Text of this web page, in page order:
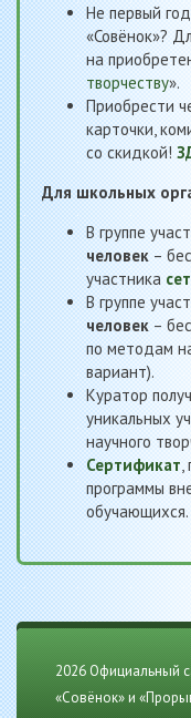
Не первый
«Совёнок»?
на
творчеству».
Приобрести
карточки,
со скидкой!
Для школьных
В группе
человек –
участника
В группе
человек –
по методам
вариант).
Куратор
уникальных
научного
Сертификат,
программы
обучающихся.
2026 Официальный
«Совёнок» и